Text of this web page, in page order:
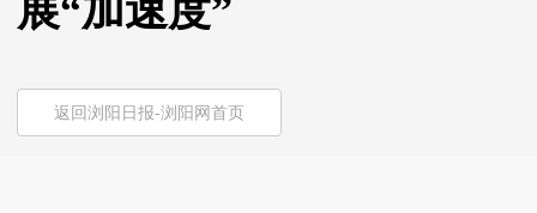
展“加速度”
返回浏阳日报-浏阳网首页